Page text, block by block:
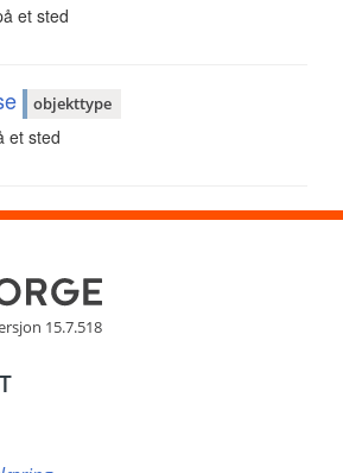
et sted
objekttype
et sted